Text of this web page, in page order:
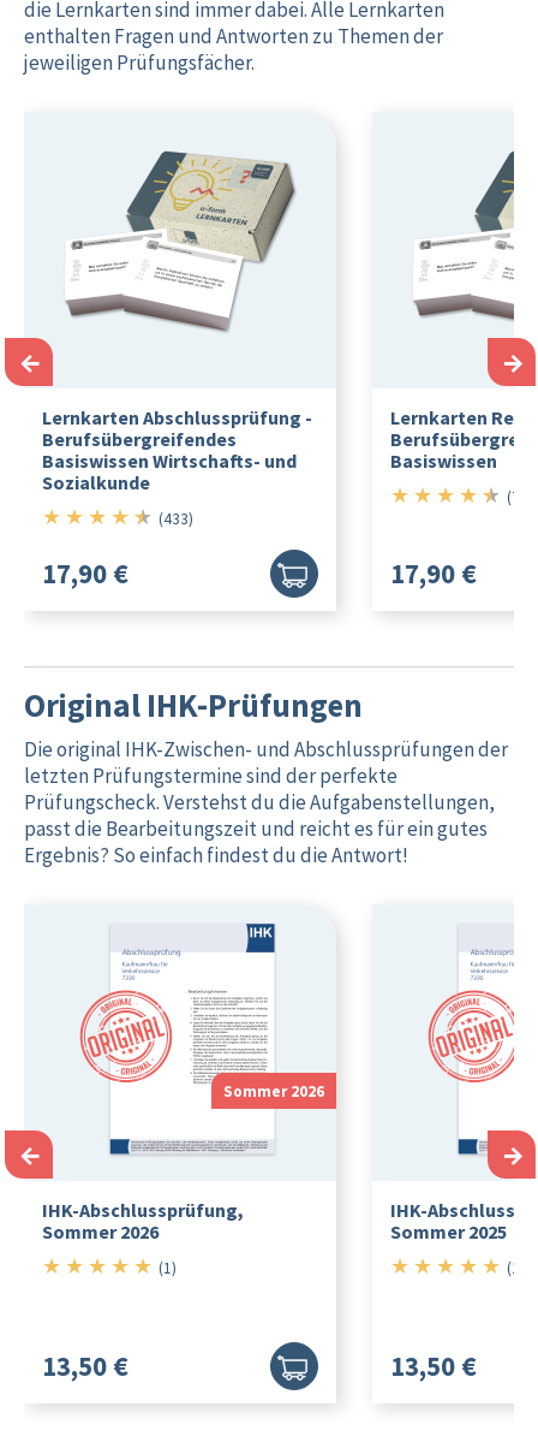
die Lernkarten sind immer dabei. Alle Lernkarten
enthalten Fragen und Antworten zu Themen der
jeweiligen Prüfungsfächer.
Lernkarten Abschlussprüfung -
Berufsübergreifendes
Basiswissen Wirtschafts- und
Sozialkunde
★ ★ ★ ★ ★ 4.5/5
(433)
17,90 €
Lernkarten
Basiswissen
★ ★ ★ ★ ★ 4.5/5
(79)
17,90 €
← →
Original IHK-Prüfungen
Die original IHK-Zwischen- und Abschlussprüfungen der
letzten Prüfungstermine sind der perfekte
Prüfungscheck. Verstehst du die Aufgabenstellungen,
passt die Bearbeitungszeit und reicht es für ein gutes
Ergebnis? So einfach findest du die Antwort!
Sommer 2026
IHK-Abschlussprüfung,
Sommer 2026
★ ★ ★ ★ ★ 5/5
(1)
13,50 €
IHK-
Sommer 2025
★ ★ ★ ★ ★ 5/5
(1)
13,50 €
← →